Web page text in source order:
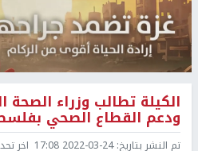
الكيلة تطالب وزراء
ودعم القطاع الصحي
تم النشر بتاريخ:2022-03-24 17:08 اخر